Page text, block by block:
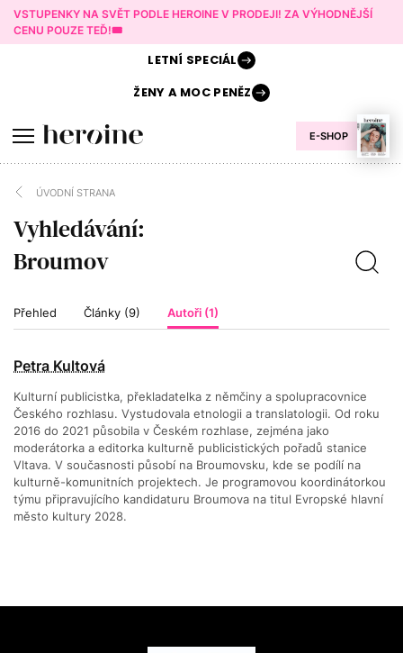
VSTUPENKY NA SVĚT PODLE HEROINE V PRODEJI! ZA VÝHODNĚJŠÍ
CENU POUZE TEĎ!🎟️
E-SHOP
LETNÍ SPECIÁL
ŽENY AMOC PENĚZ
ÚVODNÍ STRANA
Vyhledávání:
Přehled Články (9) Autoři (1)
Petra Kultová
Kulturní publicistka, překladatelka z němčiny a spolupracovnice
Českého rozhlasu. Vystudovala etnologii a translatologii. Od roku
2016 do 2021 působila v Českém rozhlase, zejména jako
moderátorka a editorka kulturně publicistických pořadů stanice
Vltava. V současnosti působí na Broumovsku, kde se podílí na
kulturně-komunitních projektech. Je programovou koordinátorkou
týmu připravujícího kandidaturu Broumova na titul Evropské hlavní
město kultury 2028.